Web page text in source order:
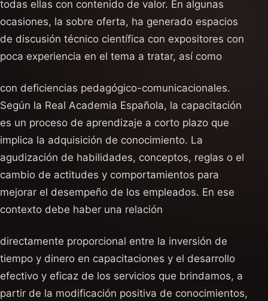
todas ellas con contenido de valor. En algunas
ocasiones, la sobre oferta, ha generado espacios
de discusión técnico científica con expositores con
poca experiencia en el tema a tratar, así como
con deficiencias pedagógico-comunicacionales.
Según la Real Academia Española, la capacitación
es un proceso de aprendizaje a corto plazo que
implica la adquisición de conocimiento. La
agudización de habilidades, conceptos, reglas o el
cambio de actitudes y comportamientos para
mejorar el desempeño de los empleados. En ese
contexto debe haber una relación
directamente proporcional entre la inversión de
tiempo y dinero en capacitaciones y el desarrollo
efectivo y eficaz de los servicios que brindamos, a
partir de la modificación positiva de conocimientos,